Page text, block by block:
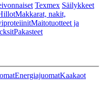
Texmex Säilykkeet
Makkarat, nakit,
Maitotuotteet ja
Pakasteet
EnergiajuomatKaakaot